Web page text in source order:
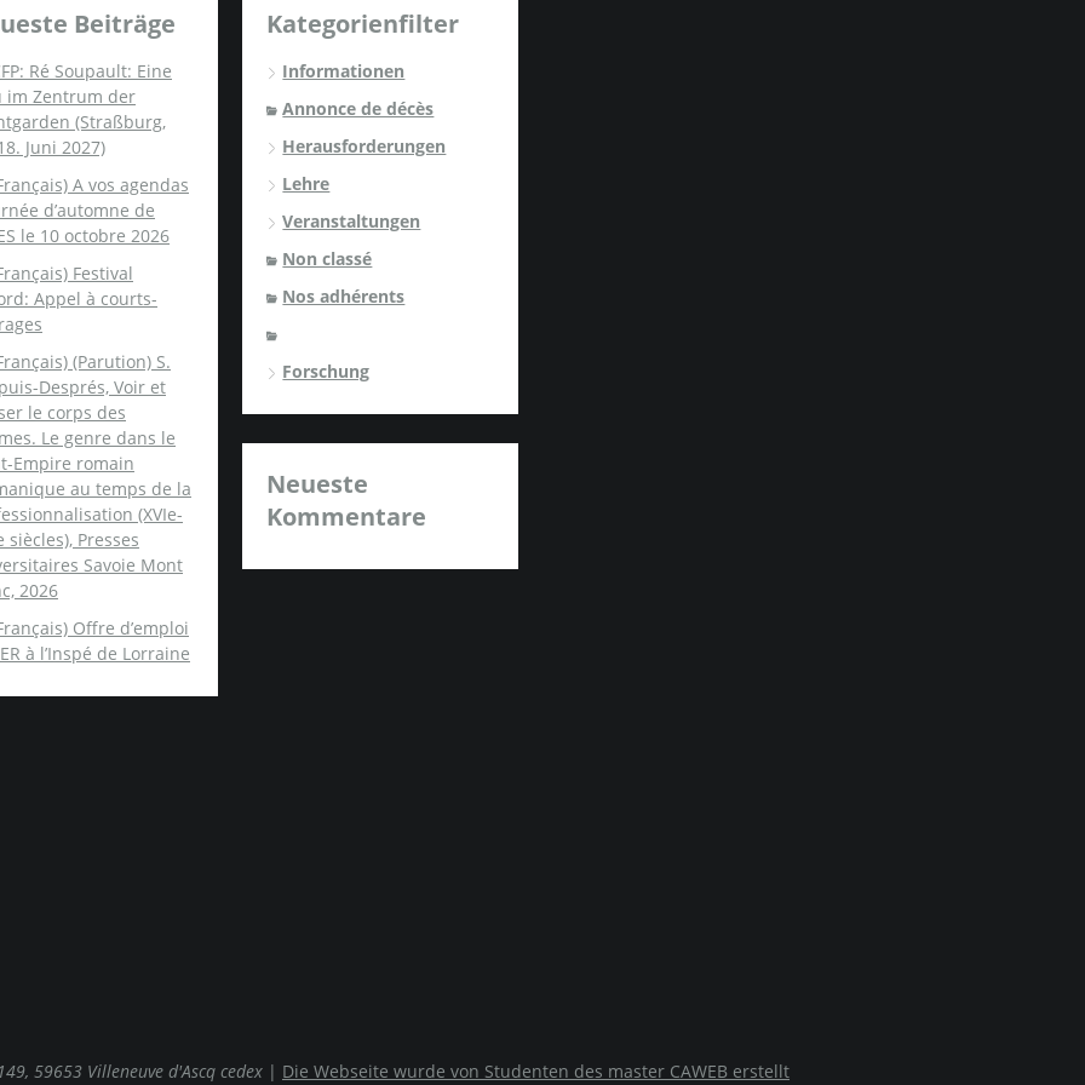
Beiträge
Ré Soupault: Eine
im Zentrum der
(Straßburg,
Juni 2027)
A vos agendas
d’automne de
le 10 octobre 2026
Festival
Appel à courts-
(Parution) S.
Després, Voir et
le corps des
Le genre dans le
Empire romain
au temps de la
(XVIe-
siècles), Presses
Savoie Mont
2026
Offre d’emploi
à l’Inspé de Lorraine
Kategorienfilter
Informationen
Annonce de décès
Herausforderungen
Lehre
Veranstaltungen
Non classé
Nos adhérents
Forschung
Neueste
Kommentare
59653 Villeneuve d'Ascq cedex | Die Webseite wurde von Studenten des master CAWEB erstellt